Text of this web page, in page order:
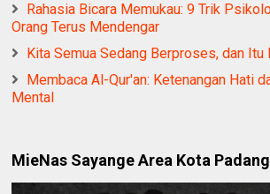
Rahasia Bicara Memukau: 9 Trik
Orang Terus Mendengar
Kita Semua Sedang Berproses, dan Itu
Membaca Al-Qur'an: Ketenangan Hati
Mental
MieNas Sayange Area Kota